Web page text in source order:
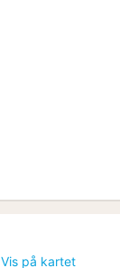
Vis på kartet